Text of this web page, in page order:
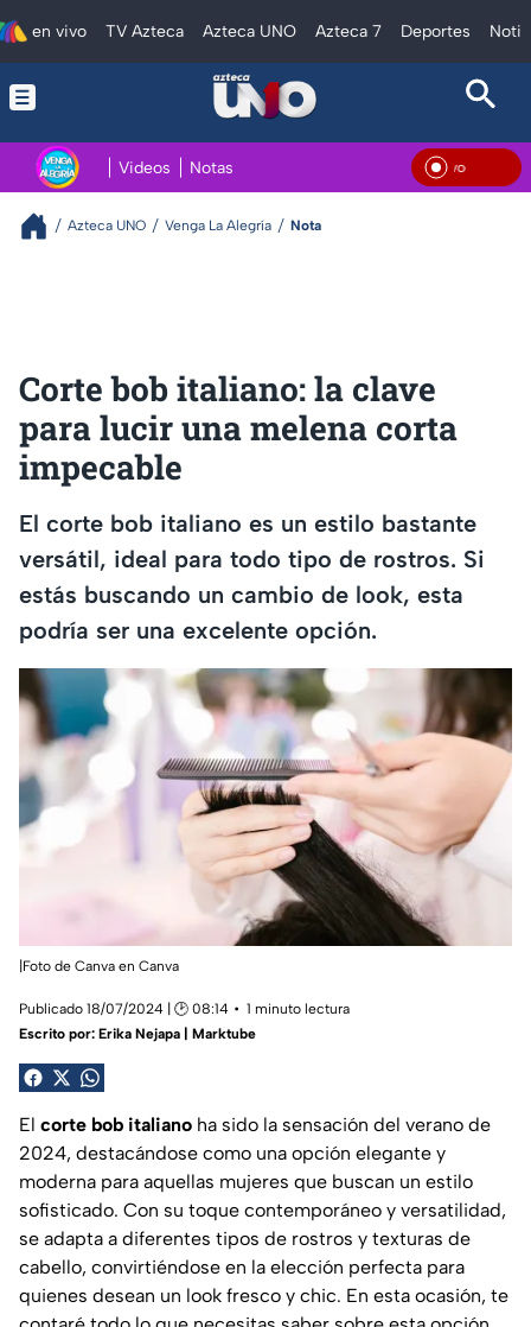
en vivo TV Azteca Azteca UNO Azteca 7 Deportes
Videos Notas En
Azteca UNO Venga La Alegría Nota
Corte bob italiano: la clave
para lucir una melena corta
impecable
El corte bob italiano es un estilo bastante
versátil, ideal para todo tipo de rostros. Si
estás buscando un cambio de look, esta
podría ser una excelente opción.
|Foto de Canva en Canva
Publicado 18/07/2024 | 🕑 08:14
1 minuto lectura
Escrito por: Erika Nejapa | Marktube
El corte bob italiano ha sido la sensación del verano de
2024, destacándose como una opción elegante y
moderna para aquellas mujeres que buscan un estilo
sofisticado. Con su toque contemporáneo y versatilidad,
se adapta a diferentes tipos de rostros y texturas de
cabello, convirtiéndose en la elección perfecta para
quienes desean un look fresco y chic. En esta ocasión, te